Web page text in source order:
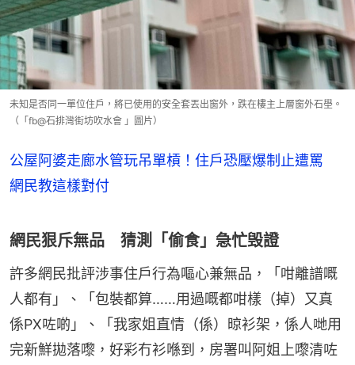
未知是否同一單位住戶，將已使用的安全套丟出窗外，跌在樓主上層窗外石壆。
（「fb@石排灣街坊吹水會 」圖片）
公屋阿婆走廊水管玩吊單槓！住戶恐壓爆制止遭罵
網民教這樣對付
網民狠斥無品 猜測「偷食」急忙毁證
許多網民批評涉事住戶行為嘔心兼無品，「咁離譜嘅
人都有」、「包裝都算……用過嘅都咁樣（掉）又真
係PX咗啲」、「我家姐直情（係）晾衫架，係人哋用
完新鮮拋落嚟，好彩冇衫喺到，房署叫阿姐上嚟清咗